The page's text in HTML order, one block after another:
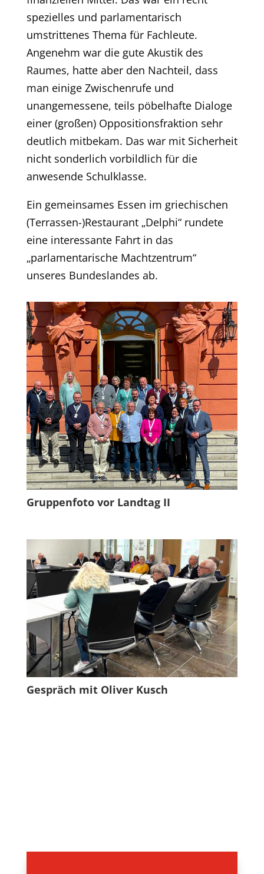
spezielles und parlamentarisch
umstrittenes Thema für Fachleute.
Angenehm war die gute Akustik des
Raumes, hatte aber den Nachteil, dass
man einige Zwischenrufe und
unangemessene, teils pöbelhafte Dialoge
einer (großen) Oppositionsfraktion sehr
deutlich mitbekam. Das war mit Sicherheit
nicht sonderlich vorbildlich für die
anwesende Schulklasse.
Ein gemeinsames Essen im griechischen
(Terrassen-)Restaurant „Delphi“ rundete
eine interessante Fahrt in das
„parlamentarische Machtzentrum“
unseres Bundeslandes ab.
Gruppenfoto vor Landtag II
Gespräch mit Oliver Kusch